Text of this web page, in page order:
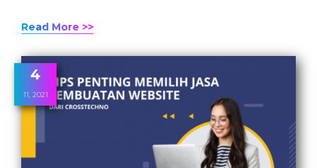
Read More >>
4
11, 2021